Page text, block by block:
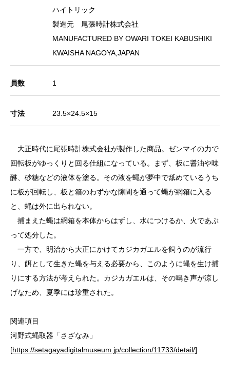
ハイトリック
製造元 尾張時計株式会社
MANUFACTURED BY OWARI TOKEI KABUSHIKI
KWAISHA NAGOYA,JAPAN
員数 1
寸法 23.5×24.5×15
大正時代に尾張時計株式会社が製作した商品。ゼンマイの力で
回転板がゆっくりと回る仕組になっている。まず、板に醤油や味
醂、砂糖などの液体を塗る。その液を蝿が夢中で舐めているうち
に板が回転し、板と箱のわずかな隙間を通って蝿が網箱に入る
と、蝿は外に出られない。
捕まえた蝿は網箱を本体からはずし、水につけるか、火であぶ
って処分した。
一方で、明治から大正にかけてカジカガエルを飼うのが流行
り、餌として生きた蝿を与える必要から、このように蝿を生け捕
りにする方法が考えられた。カジカガエルは、その鳴き声が涼し
げなため、夏季には珍重された。
関連項目
河野式蝿取器「さざなみ」
[https://setagayadigitalmuseum.jp/collection/11733/detail/]